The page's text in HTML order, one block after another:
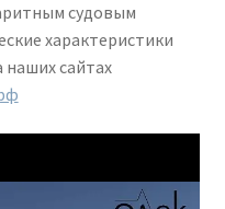
судовым
характеристики
сайтах